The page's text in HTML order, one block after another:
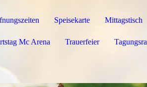
Speisekarte Mittagstisch
Mc Arena Trauerfeier